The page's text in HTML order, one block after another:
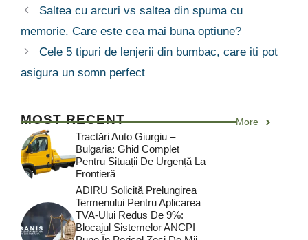
Saltea cu arcuri vs saltea din spuma cu
memorie. Care este cea mai buna optiune?
Cele 5 tipuri de lenjerii din bumbac, care iti pot
asigura un somn perfect
MOST RECENT More
Tractări Auto Giurgiu –
Bulgaria: Ghid Complet
Pentru Situații De Urgență La
Frontieră
ADIRU Solicită Prelungirea
Termenului Pentru Aplicarea
TVA-Ului Redus De 9%:
Blocajul Sistemelor ANCPI